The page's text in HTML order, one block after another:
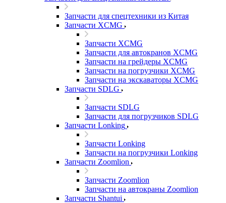
Запчасти для спецтехники из Китая
Запчасти XCMG
Запчасти XCMG
Запчасти для автокранов XCMG
Запчасти на грейдеры XCMG
Запчасти на погрузчики XCMG
Запчасти на экскаваторы XCMG
Запчасти SDLG
Запчасти SDLG
Запчасти для погрузчиков SDLG
Запчасти Lonking
Запчасти Lonking
Запчасти на погрузчики Lonking
Запчасти Zoomlion
Запчасти Zoomlion
Запчасти на автокраны Zoomlion
Запчасти Shantui